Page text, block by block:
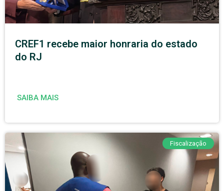
CREF1 recebe maior honraria do estado
do RJ
SAIBA MAIS
Fiscalização